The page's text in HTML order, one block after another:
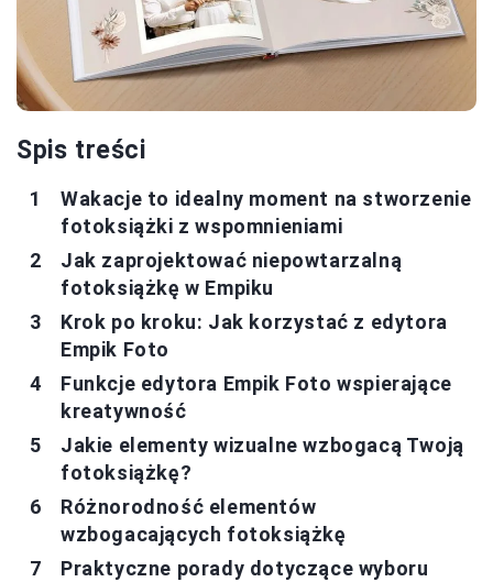
Spis treści
Wakacje to idealny moment na stworzenie
fotoksiążki z wspomnieniami
Jak zaprojektować niepowtarzalną
fotoksiążkę w Empiku
Krok po kroku: Jak korzystać z edytora
Empik Foto
Funkcje edytora Empik Foto wspierające
kreatywność
Jakie elementy wizualne wzbogacą Twoją
fotoksiążkę?
Różnorodność elementów
wzbogacających fotoksiążkę
Praktyczne porady dotyczące wyboru